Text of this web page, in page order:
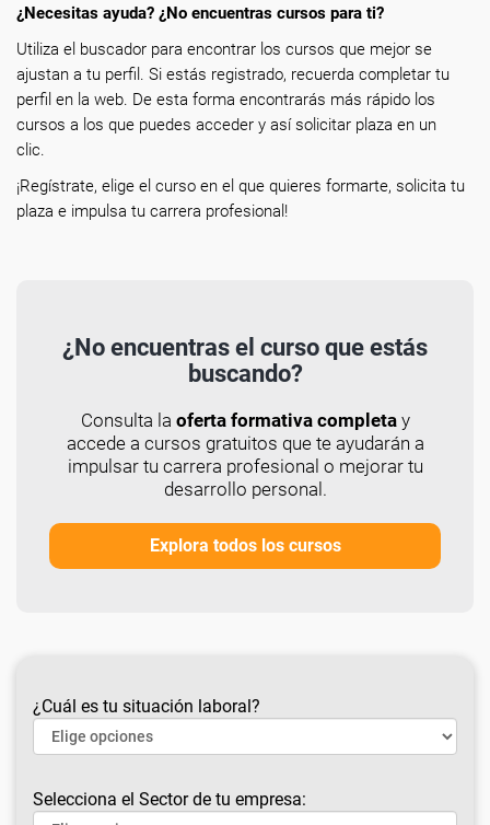
¿Necesitas ayuda? ¿No encuentras cursos para ti?
Utiliza el buscador para encontrar los cursos que mejor se
ajustan a tu perfil. Si estás registrado, recuerda completar tu
perfil en la web. De esta forma encontrarás más rápido los
cursos a los que puedes acceder y así solicitar plaza en un
clic.
¡Regístrate, elige el curso en el que quieres formarte, solicita tu
plaza e impulsa tu carrera profesional!
¿No encuentras el curso que estás
buscando?
Consulta la oferta formativa completay
accede a cursos gratuitos que te ayudarán a
impulsar tu carrera profesional o mejorar tu
desarrollo personal.
Explora todos los cursos
¿Cuál es tu situación laboral?
Selecciona el Sector de tu empresa: